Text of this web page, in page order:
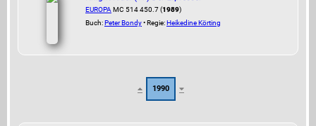
EUROPA MC 514 450.7 (1989)
Buch:Peter Bondy• Regie:Heikedine Körting
1990